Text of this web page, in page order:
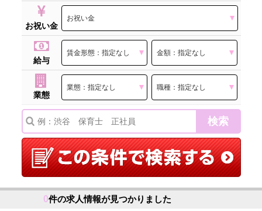
お祝い金
給与
業態
0件の求人情報が見つかりました